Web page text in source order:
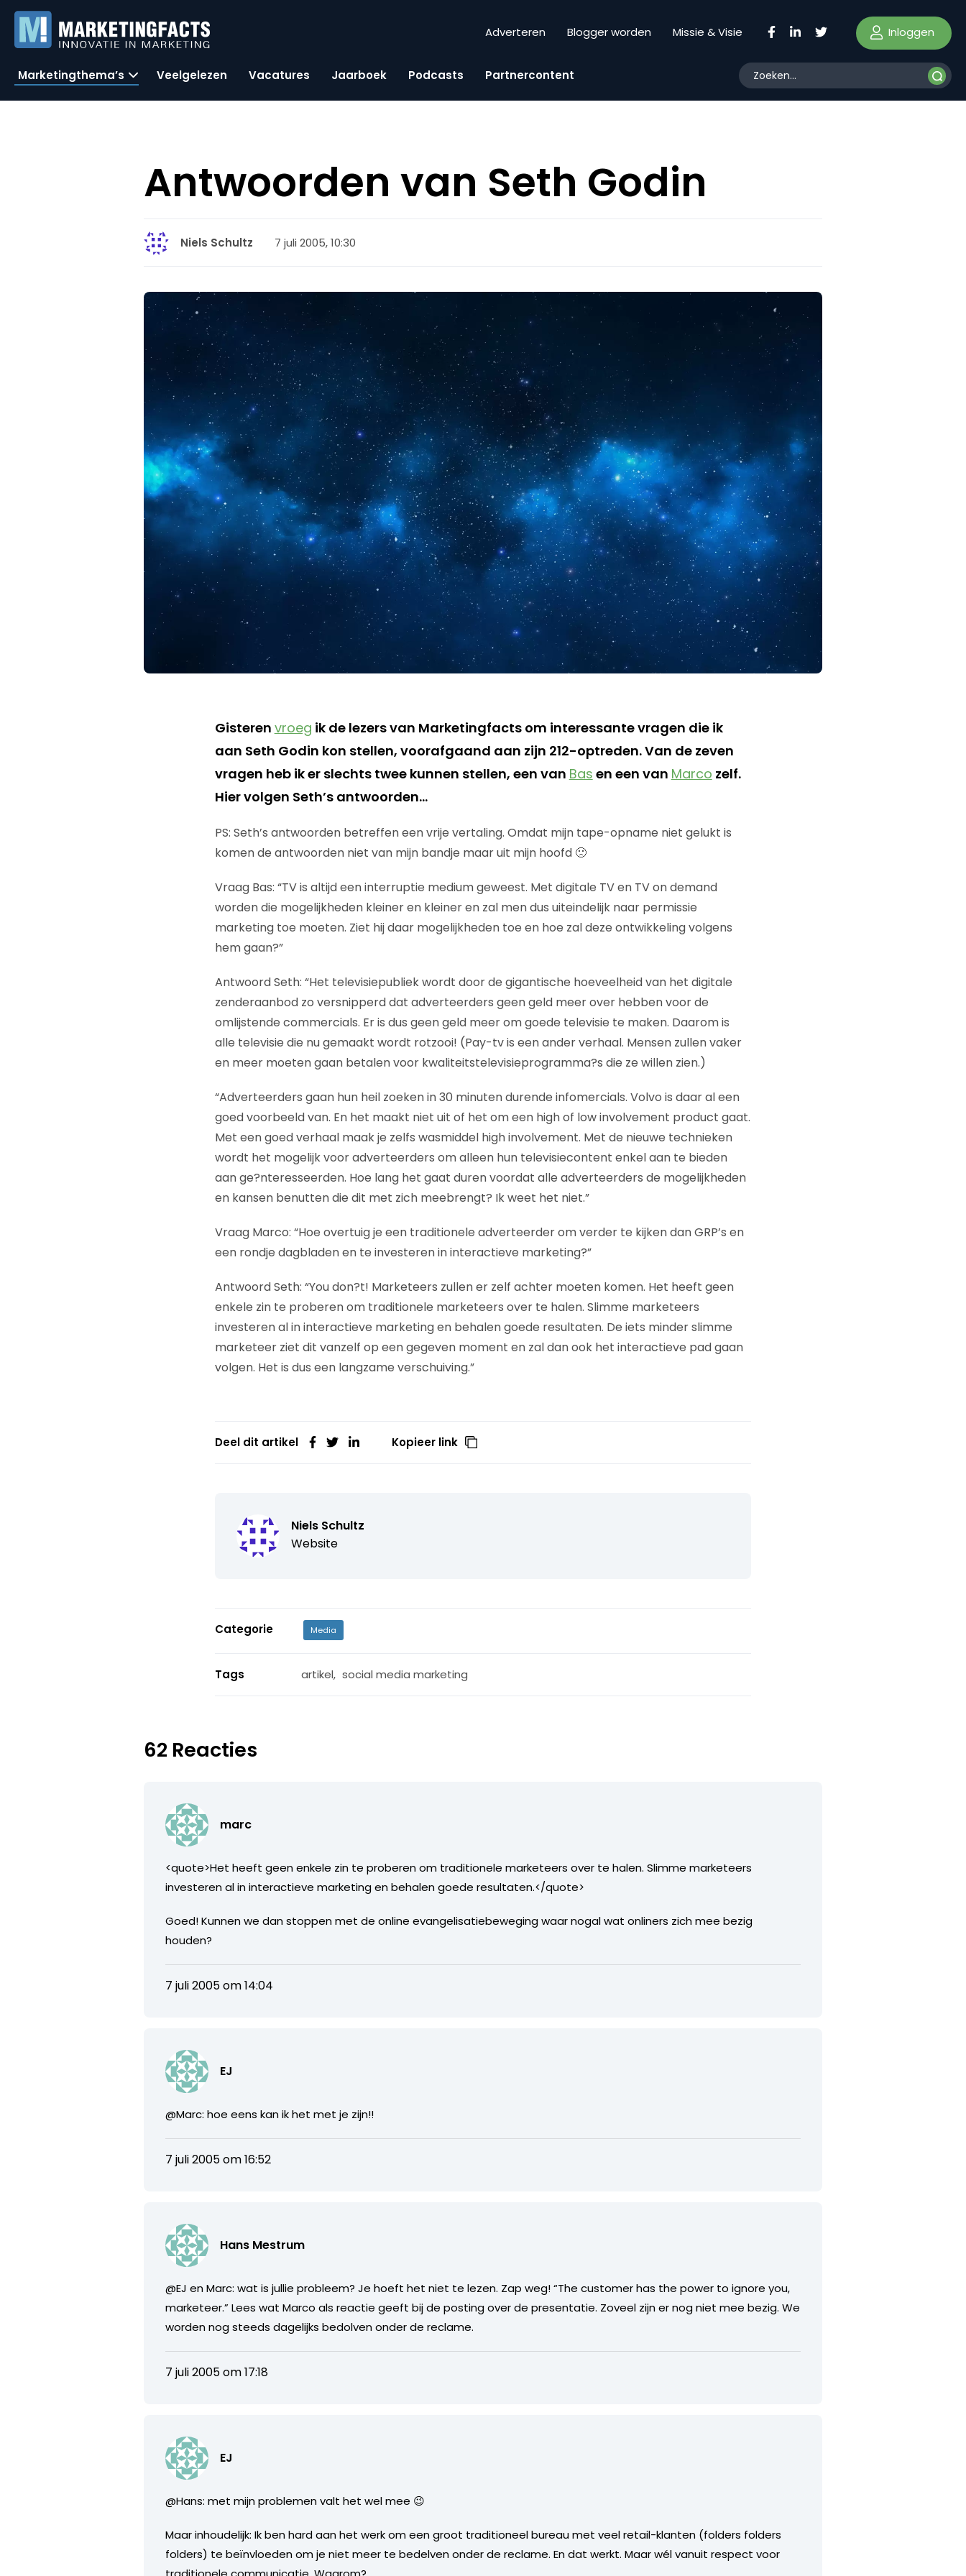
Adverteren Blogger worden Missie & Visie Inloggen
Marketingthema’s Veelgelezen Vacatures Jaarboek Podcasts Partnercontent
Antwoorden van Seth Godin
Niels Schultz 7 juli 2005, 10:30
Gisteren vroeg ik de lezers van Marketingfacts om interessante vragen die ik
aan Seth Godin kon stellen, voorafgaand aan zijn 212-optreden. Van de zeven
vragen heb ik er slechts twee kunnen stellen, een van Bas en een van Marco zelf.
Hier volgen Seth’s antwoorden…
PS: Seth’s antwoorden betreffen een vrije vertaling. Omdat mijn tape-opname niet gelukt is
komen de antwoorden niet van mijn bandje maar uit mijn hoofd 🙁
Vraag Bas: “TV is altijd een interruptie medium geweest. Met digitale TV en TV on demand
worden die mogelijkheden kleiner en kleiner en zal men dus uiteindelijk naar permissie
marketing toe moeten. Ziet hij daar mogelijkheden toe en hoe zal deze ontwikkeling volgens
hem gaan?”
Antwoord Seth: “Het televisiepubliek wordt door de gigantische hoeveelheid van het digitale
zenderaanbod zo versnipperd dat adverteerders geen geld meer over hebben voor de
omlijstende commercials. Er is dus geen geld meer om goede televisie te maken. Daarom is
alle televisie die nu gemaakt wordt rotzooi! (Pay-tv is een ander verhaal. Mensen zullen vaker
en meer moeten gaan betalen voor kwaliteitstelevisieprogramma?s die ze willen zien.)
“Adverteerders gaan hun heil zoeken in 30 minuten durende infomercials. Volvo is daar al een
goed voorbeeld van. En het maakt niet uit of het om een high of low involvement product gaat.
Met een goed verhaal maak je zelfs wasmiddel high involvement. Met de nieuwe technieken
wordt het mogelijk voor adverteerders om alleen hun televisiecontent enkel aan te bieden
aan ge?nteresseerden. Hoe lang het gaat duren voordat alle adverteerders de mogelijkheden
en kansen benutten die dit met zich meebrengt? Ik weet het niet.”
Vraag Marco: “Hoe overtuig je een traditionele adverteerder om verder te kijken dan GRP’s en
een rondje dagbladen en te investeren in interactieve marketing?”
Antwoord Seth: “You don?t! Marketeers zullen er zelf achter moeten komen. Het heeft geen
enkele zin te proberen om traditionele marketeers over te halen. Slimme marketeers
investeren al in interactieve marketing en behalen goede resultaten. De iets minder slimme
marketeer ziet dit vanzelf op een gegeven moment en zal dan ook het interactieve pad gaan
volgen. Het is dus een langzame verschuiving.”
Deel dit artikel Kopieer link
Niels Schultz
Website
Categorie Media
Tags artikel, social media marketing
62 Reacties
marc
<quote>Het heeft geen enkele zin te proberen om traditionele marketeers over te halen. Slimme marketeers
investeren al in interactieve marketing en behalen goede resultaten.</quote>
Goed! Kunnen we dan stoppen met de online evangelisatiebeweging waar nogal wat onliners zich mee bezig
houden?
7 juli 2005 om 14:04
EJ
@Marc: hoe eens kan ik het met je zijn!!
7 juli 2005 om 16:52
Hans Mestrum
@EJ en Marc: wat is jullie probleem? Je hoeft het niet te lezen. Zap weg! “The customer has the power to ignore you,
marketeer.” Lees wat Marco als reactie geeft bij de posting over de presentatie. Zoveel zijn er nog niet mee bezig. We
worden nog steeds dagelijks bedolven onder de reclame.
7 juli 2005 om 17:18
EJ
@Hans: met mijn problemen valt het wel mee 😉
Maar inhoudelijk: Ik ben hard aan het werk om een groot traditioneel bureau met veel retail-klanten (folders folders
folders) te beïnvloeden om je niet meer te bedelven onder de reclame. En dat werkt. Maar wél vanuit respect voor